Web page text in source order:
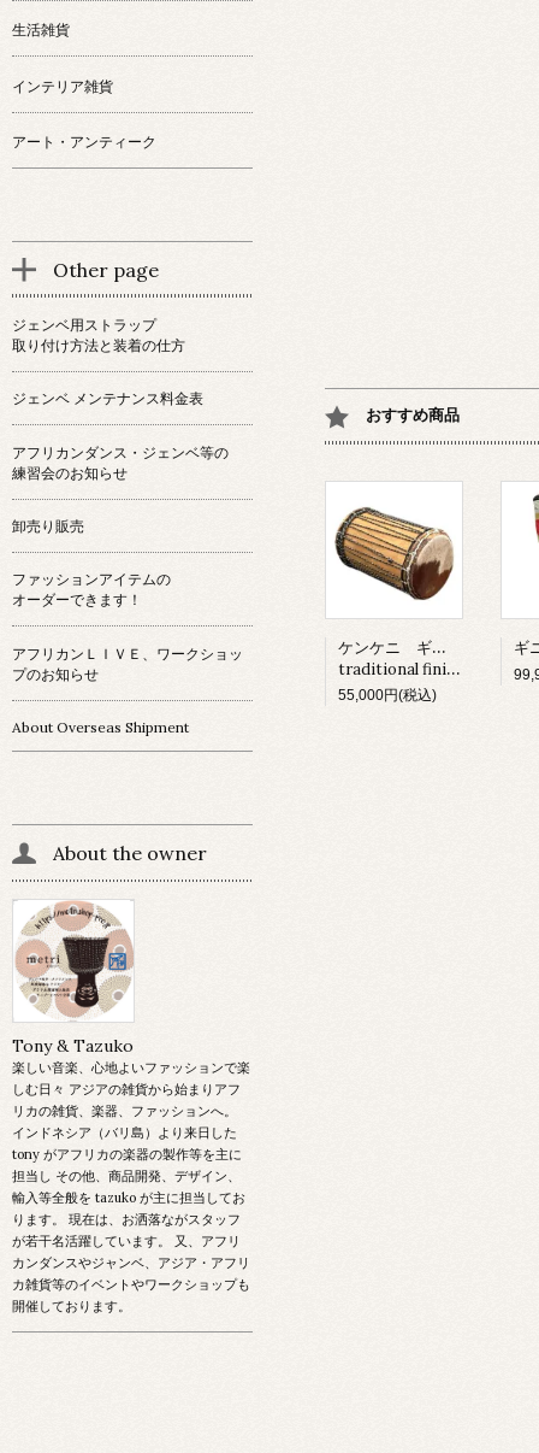
おすすめ商品
ケンケニ ギニア産
traditional finishing
55,000円(税込)
生活雑貨
インテリア雑貨
アート・アンティーク
Other page
ジェンベ用ストラップ
取り付け方法と装着の仕方
ジェンベ メンテナンス料金表
アフリカンダンス・ジェンベ等の
練習会のお知らせ
卸売り販売
ファッションアイテムの
オーダーできます！
アフリカンＬＩＶＥ、ワークショッ
プのお知らせ
About Overseas Shipment
About the owner
Tony & Tazuko
楽しい音楽、心地よいファッションで楽
しむ日々 アジアの雑貨から始まりアフ
リカの雑貨、楽器、ファッションへ。
インドネシア（バリ島）より来日した
tony がアフリカの楽器の製作等を主に
担当し その他、商品開発、デザイン、
輸入等全般を tazuko が主に担当してお
ります。 現在は、お洒落ながスタッフ
が若干名活躍しています。 又、アフリ
カンダンスやジャンベ、アジア・アフリ
カ雑貨等のイベントやワークショップも
開催しております。